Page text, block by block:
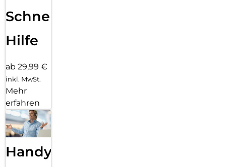
Schnelle
Hilfe
ab 29,99 €
inkl. MwSt.
Mehr
erfahren
Handy